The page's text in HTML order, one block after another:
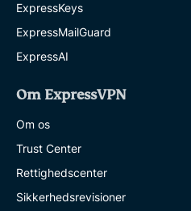
ExpressKeys
ExpressMailGuard
ExpressAI
Om ExpressVPN
Om os
Trust Center
Rettighedscenter
Sikkerhedsrevisioner